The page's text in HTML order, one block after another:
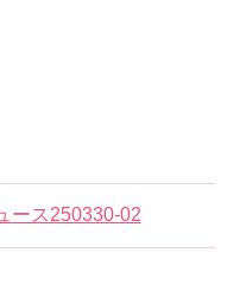
ース250330-02